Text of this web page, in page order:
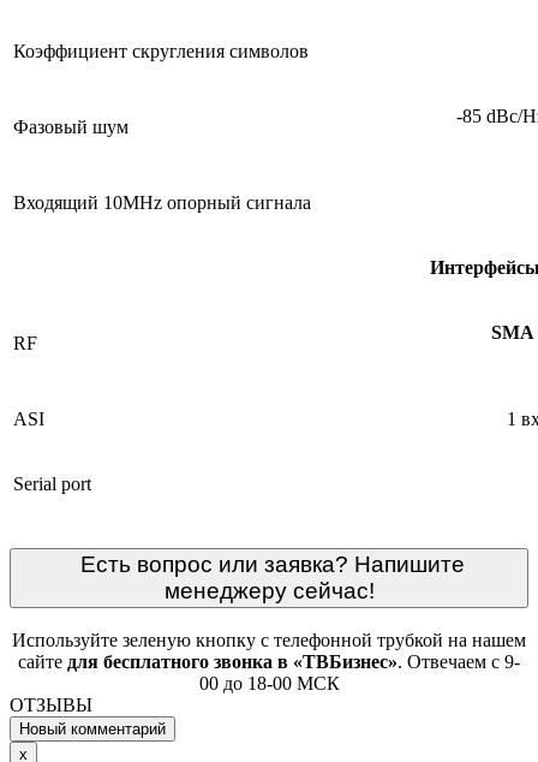
Коэффициент скругления символов
Фазовый шум
-85 dBc/
Входящий 10MHz опорный сигнала
RF
SMA
ASI 1
Serial port
менеджеру сейчас!
Используйте зеленую кнопку с телефонной трубкой на нашем
сайте для бесплатного звонка в «ТВБизнес». Отвечаем с 9-
00 до 18-00 МСК
ОТЗЫВЫ
Новый комментарий
x